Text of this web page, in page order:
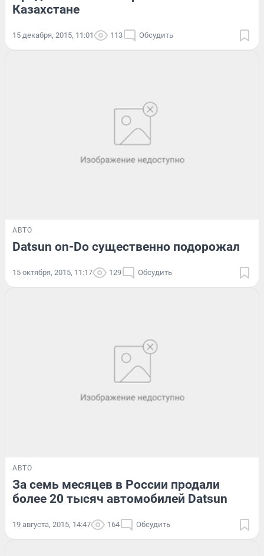
Казахстане
15 декабря, 2015, 11:01 113 Обсудить
АВТО
Datsun on-Do существенно подорожал
15 октября, 2015, 11:17 129 Обсудить
АВТО
За семь месяцев в России продали
более 20 тысяч автомобилей Datsun
19 августа, 2015, 14:47 164 Обсудить